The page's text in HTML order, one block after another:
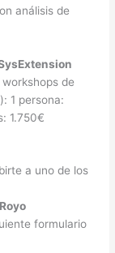
análisis de
de
1 persona:
1.750€
a uno de los
formulario